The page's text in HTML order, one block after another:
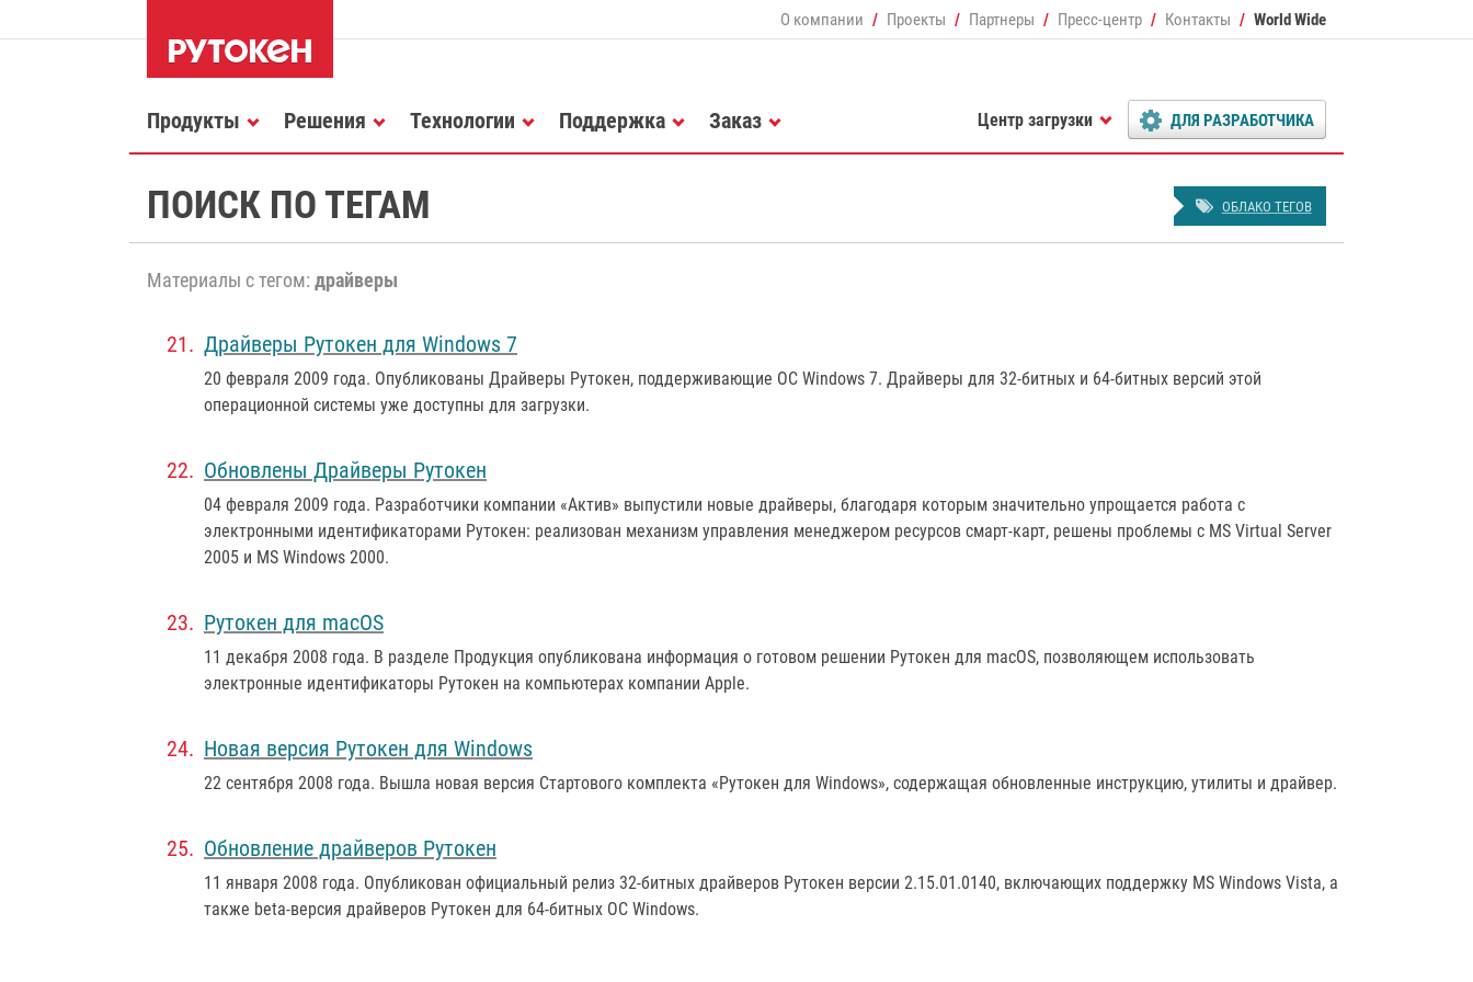
О компании Проекты Партнеры Пресс-центр Контакты World Wide
Продукты Решения Технологии Поддержка Заказ Центр загрузки ДЛЯ РАЗРАБОТЧИКА
ПОИСК ПО ТЕГАМ ОБЛАКО ТЕГОВ
Материалы с тегом: драйверы
Драйверы Рутокен для Windows 7
20 февраля 2009 года. Опубликованы Драйверы Рутокен, поддерживающие ОС Windows 7. Драйверы для 32-битных и 64-битных версий этой
операционной системы уже доступны для загрузки.
Обновлены Драйверы Рутокен
04 февраля 2009 года. Разработчики компании «Актив» выпустили новые драйверы, благодаря которым значительно упрощается работа с
электронными идентификаторами Рутокен: реализован механизм управления менеджером ресурсов смарт-карт, решены проблемы с MS Virtual Server
2005 и MS Windows 2000.
Рутокен для macOS
11 декабря 2008 года. В разделе Продукция опубликована информация о готовом решении Рутокен для macOS, позволяющем использовать
электронные идентификаторы Рутокен на компьютерах компании Apple.
Новая версия Рутокен для Windows
22 сентября 2008 года. Вышла новая версия Стартового комплекта «Рутокен для Windows», содержащая обновленные инструкцию, утилиты и драйвер.
Обновление драйверов Рутокен
11 января 2008 года. Опубликован официальный релиз 32-битных драйверов Рутокен версии 2.15.01.0140, включающих поддержку MS Windows Vista, а
также beta-версия драйверов Рутокен для 64-битных ОС Windows.